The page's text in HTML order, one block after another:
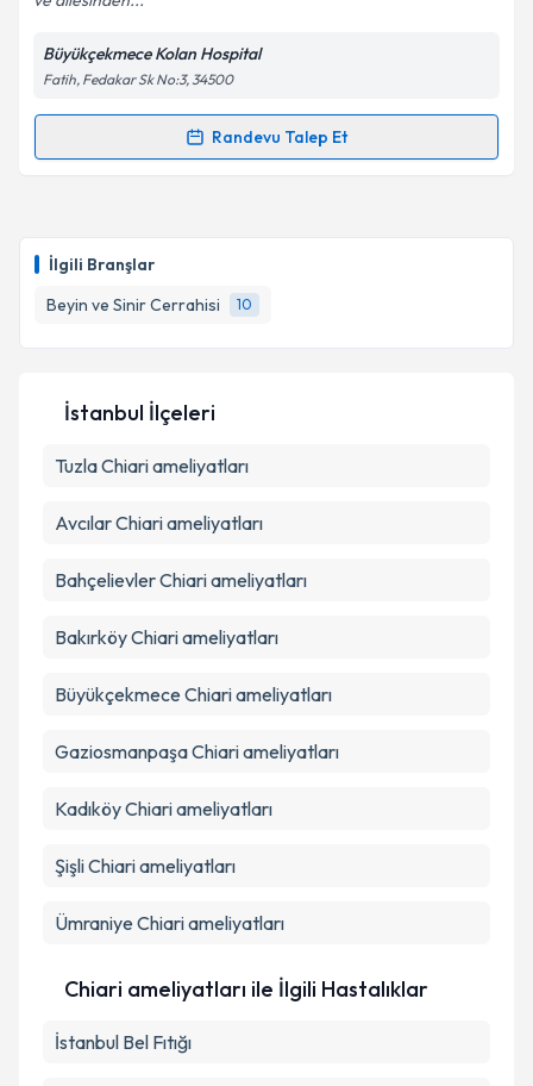
İlgili Branşlar
Beyin ve Sinir Cerrahisi
10
Kişisel verilerimin işlenmesine ilişkin
Metni'ni okudum ve kişisel verilerimin belirtilen
kapsamda işlenmesini kabul ediyorum.
Büyükçekmece Kolan Hospital
Fatih, Fedakar Sk No:3, 34500
Randevu Talep Et
Randevu Takvimi Talebi
takvim hazırlandığında e-posta ile bilgilendireceğiz.
Metni'ni okudum ve kişisel verilerimin belirtilen
İstanbul İlçeleri
TuzlaChiari ameliyatları
AvcılarChiari ameliyatları
BahçelievlerChiari ameliyatları
BakırköyChiari ameliyatları
Büyükçekmece Chiari ameliyatları
GaziosmanpaşaChiari ameliyatları
KadıköyChiari ameliyatları
ŞişliChiari ameliyatları
Ümraniye Chiari ameliyatları
Chiari ameliyatları ile İlgili Hastalıklar
İstanbul Bel Fıtığı